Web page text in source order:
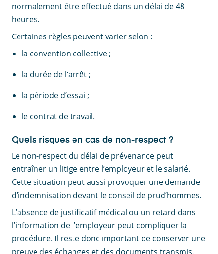
normalement être effectué dans un délai de 48
heures.
Certaines règles peuvent varier selon :
la convention collective ;
la durée de l’arrêt ;
la période d’essai ;
le contrat de travail.
Quels risques en cas de non-respect ?
Le non-respect du délai de prévenance peut
entraîner un litige entre l’employeur et le salarié.
Cette situation peut aussi provoquer une demande
d’indemnisation devant le conseil de prud’hommes.
L’absence de justificatif médical ou un retard dans
l’information de l’employeur peut compliquer la
procédure. Il reste donc important de conserver une
preuve des échanges et des documents transmis.